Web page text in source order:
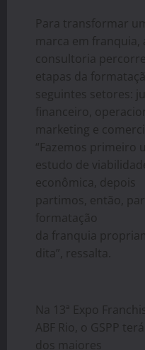
Para transformar
marca em franquia
consultoria
etapas da
seguintes setores:
financeiro,
marketing e
“Fazemos primeiro
estudo de
econômica, depois
partimos, então,
formatação
da franquia
dita”, ressalta.
Na 13ª Expo
ABF Rio, o GSPP
dos maiores